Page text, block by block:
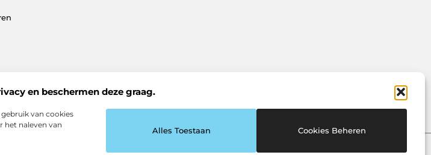
en beschermen deze graag.
van cookies
het naleven van
Alles Toestaan Cookies Beheren
Website index Cookiebeleid (EU)